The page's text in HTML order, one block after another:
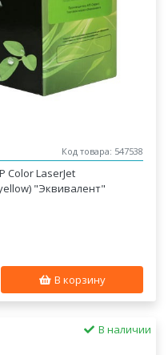
Код товара: 547538
Color LaserJet
"Эквивалент"
В корзину
В наличии